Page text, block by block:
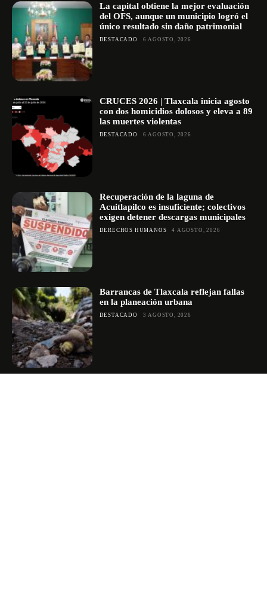
La capital obtiene la mejor evaluación
del OFS, aunque un municipio logró el
único resultado sin daño patrimonial
DESTACADO 6 AGOSTO, 2026
CRUCES 2026 | Tlaxcala inicia agosto
con dos homicidios dolosos y eleva a 89
las muertes violentas
DESTACADO 6 AGOSTO, 2026
Recuperación de la laguna de
Acuitlapilco es insuficiente; colectivos
exigen detener descargas municipales
DERECHOS HUMANOS 4 AGOSTO, 2026
Barrancas de Tlaxcala reflejan fallas
en la planeación urbana
DESTACADO 3 AGOSTO, 2026